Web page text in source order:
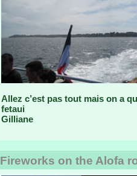
Allez c’est pas tout mais on a
fetaui
Gilliane
Fireworks on the Alofa